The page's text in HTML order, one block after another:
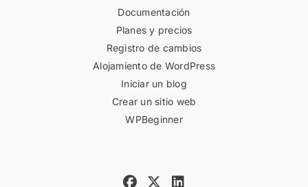
Documentación
Planes y precios
Registro de cambios
Alojamiento de WordPress
Iniciar un blog
Crear un sitio web
WPBeginner